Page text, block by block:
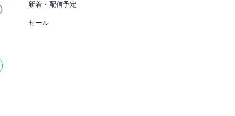
新着・配信予定
セール